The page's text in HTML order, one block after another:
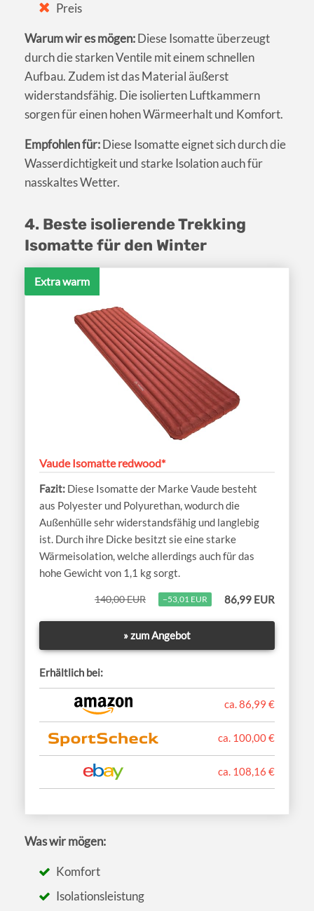
Preis
Warum wir es mögen:Diese Isomatte überzeugt
durch die starken Ventile mit einem schnellen
Aufbau. Zudem ist das Material äußerst
widerstandsfähig. Die isolierten Luftkammern
sorgen für einen hohen Wärmeerhalt und Komfort.
Empfohlen für:Diese Isomatte eignet sich durch die
Wasserdichtigkeit und starke Isolation auch für
nasskaltes Wetter.
4. Beste isolierende Trekking
Isomatte für den Winter
Extra warm
Vaude Isomatte redwood*
Diese Isomatte der Marke Vaude besteht
aus Polyester und Polyurethan, wodurch die
Außenhülle sehr widerstandsfähig und langlebig
ist. Durch ihre Dicke besitzt sie eine starke
Wärmeisolation, welche allerdings auch für das
hohe Gewicht von 1,1 kg sorgt.
140,00 EUR −53,01 EUR 86,99 EUR
» zum Angebot
Erhältlich bei:
ca. 86,99 €
ca. 100,00 €
ca. 108,16 €
Was wir mögen:
Komfort
Isolationsleistung